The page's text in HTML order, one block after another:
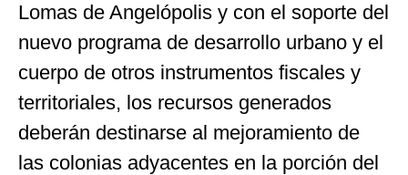
Lomas de Angelópolis y con el soporte del
nuevo programa de desarrollo urbano y el
cuerpo de otros instrumentos fiscales y
territoriales, los recursos generados
deberán destinarse al mejoramiento de
las colonias adyacentes en la porción del